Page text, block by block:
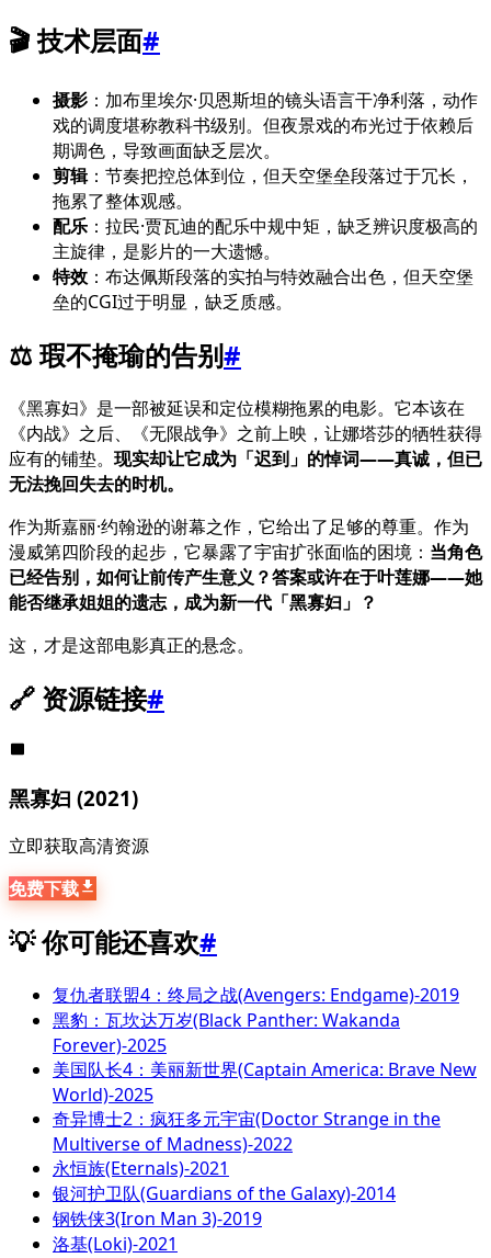
🎬 技术层面#
摄影 ：加布里埃尔·贝恩斯坦的镜头语言干净利落，动作
戏的调度堪称教科书级别。但夜景戏的布光过于依赖后
期调色，导致画面缺乏层次。
剪辑：节奏把控总体到位，但天空堡垒段落过于冗长，
拖累了整体观感。
配乐 ：拉民·贾瓦迪的配乐中规中矩，缺乏辨识度极高的
主旋律，是影片的一大遗憾。
特效：布达佩斯段落的实拍与特效融合出色，但天空堡
垒的CGI过于明显，缺乏质感。
⚖️ 瑕不掩瑜的告别#
《黑寡妇》是一部被延误和定位模糊拖累的电影。它本该在
《内战》之后、《无限战争》之前上映，让娜塔莎的牺牲获得
应有的铺垫。 现实却让它成为「迟到」的悼词——真诚，但已
无法挽回失去的时机。
作为斯嘉丽·约翰逊的谢幕之作，它给出了足够的尊重。作为
漫威第四阶段的起步，它暴露了宇宙扩张面临的困境： 当角色
已经告别，如何让前传产生意义？答案或许在于叶莲娜——她
能否继承姐姐的遗志，成为新一代「黑寡妇」？
这，才是这部电影真正的悬念。
🔗 资源链接#
黑寡妇 (2021)
立即获取高清资源
免费下载
💡 你可能还喜欢#
复仇者联盟4：终局之战(Avengers: Endgame)-2019
黑豹：瓦坎达万岁(Black Panther: Wakanda
Forever)-2025
美国队长4：美丽新世界(Captain America: Brave New
World)-2025
奇异博士2：疯狂多元宇宙(Doctor Strange in the
Multiverse of Madness)-2022
永恒族(Eternals)-2021
银河护卫队(Guardians of the Galaxy)-2014
钢铁侠3(Iron Man 3)-2019
洛基(Loki)-2021